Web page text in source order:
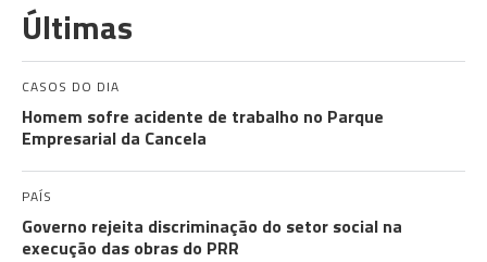
Últimas
CASOS DO DIA
Homem sofre acidente de trabalho no Parque
Empresarial da Cancela
PAÍS
Governo rejeita discriminação do setor social na
execução das obras do PRR